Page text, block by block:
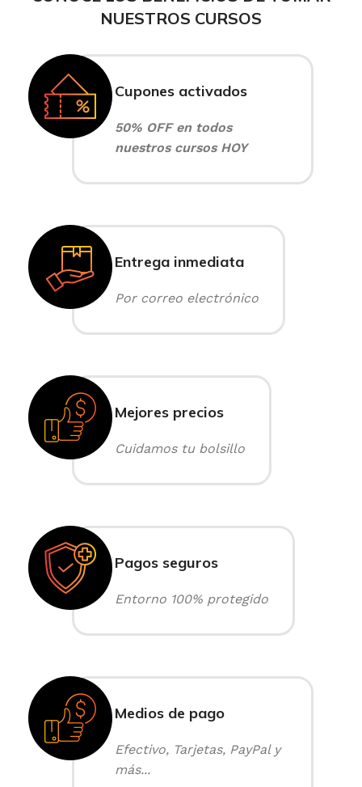
NUESTROS CURSOS
Cupones activados
50% OFF en todos
nuestros cursos HOY
Entrega inmediata
Por correo electrónico
Mejores precios
Cuidamos tu bolsillo
Pagos seguros
Entorno 100% protegido
Medios de pago
Efectivo, Tarjetas, PayPal y
más...